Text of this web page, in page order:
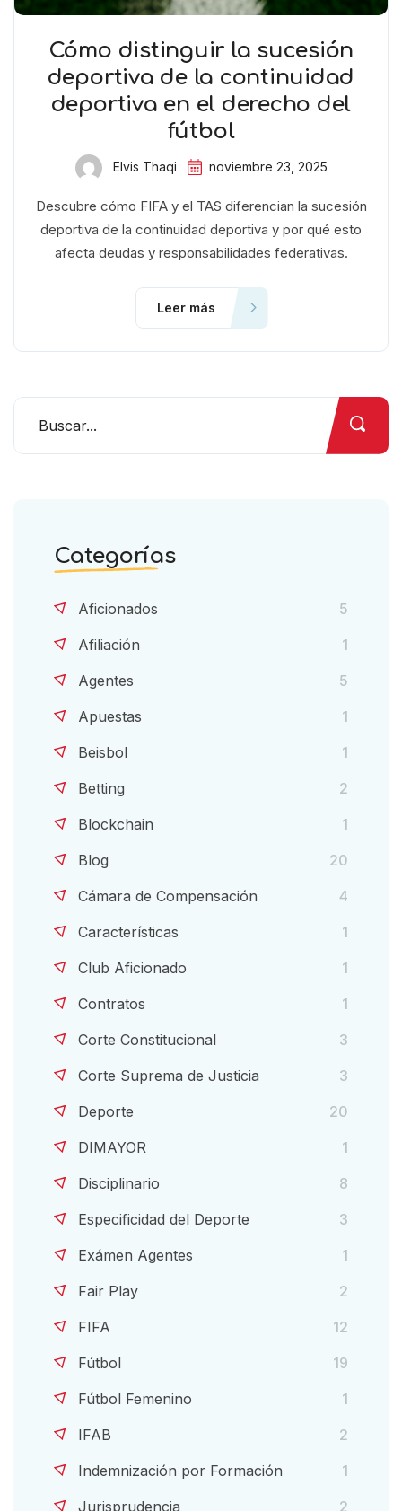
Cómo distinguir la sucesión
deportiva de la continuidad
deportiva en el derecho del
fútbol
Elvis Thaqi noviembre 23, 2025
Descubre cómo FIFA y el TAS diferencian la sucesión
deportiva de la continuidad deportiva y por qué esto
afecta deudas y responsabilidades federativas.
Leer más
Categorías
Aficionados
5
Afiliación
1
Agentes
5
Apuestas
1
Beisbol
1
Betting
2
Blockchain
1
Blog
20
Cámara de Compensación
4
Características
1
Club Aficionado
1
Contratos
1
Corte Constitucional
3
Corte Suprema de Justicia
3
Deporte
20
DIMAYOR
1
Disciplinario
8
Especificidad del Deporte
3
Exámen Agentes
1
Fair Play
2
FIFA
12
Fútbol
19
Fútbol Femenino
1
IFAB
2
Indemnización por Formación
1
Jurisprudencia
2